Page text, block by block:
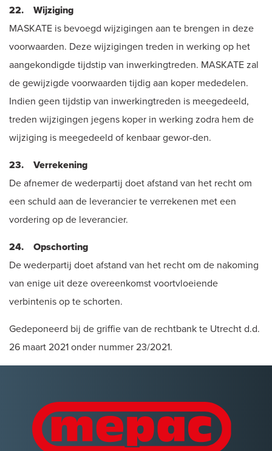
22. Wijziging
MASKATE is bevoegd wijzigingen aan te brengen in deze
voorwaarden. Deze wijzigingen treden in werking op het
aangekondigde tijdstip van inwerkingtreden. MASKATE zal
de gewijzigde voorwaarden tijdig aan koper mededelen.
Indien geen tijdstip van inwerkingtreden is meegedeeld,
treden wijzigingen jegens koper in werking zodra hem de
wijziging is meegedeeld of kenbaar gewor-den.
23. Verrekening
De afnemer de wederpartij doet afstand van het recht om
een schuld aan de leverancier te verrekenen met een
vordering op de leverancier.
24. Opschorting
De wederpartij doet afstand van het recht om de nakoming
van enige uit deze overeenkomst voortvloeiende
verbintenis op te schorten.
Gedeponeerd bij de griffie van de rechtbank te Utrecht d.d.
26 maart 2021 onder nummer 23/2021.